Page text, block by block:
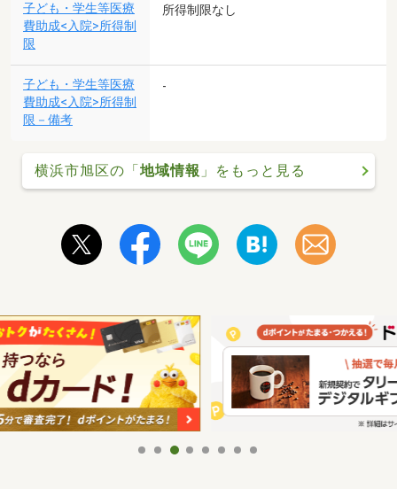
子ども・学生等医療
費助成<入院>所得制
限
所得制限なし
子ども・学生等医療
費助成<入院>所得制
限－備考
-
横浜市旭区の「地域情報 」をもっと見る